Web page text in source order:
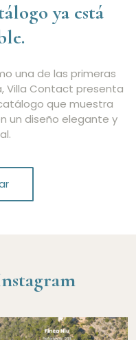
ya está
una de las primeras
Villa Contact presenta
que muestra
un diseño elegante y